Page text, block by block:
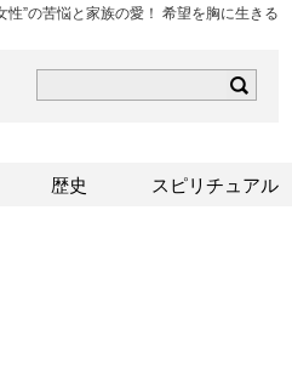
性”の苦悩と家族の愛！ 希望を胸に生きる
歴史 スピリチュアル